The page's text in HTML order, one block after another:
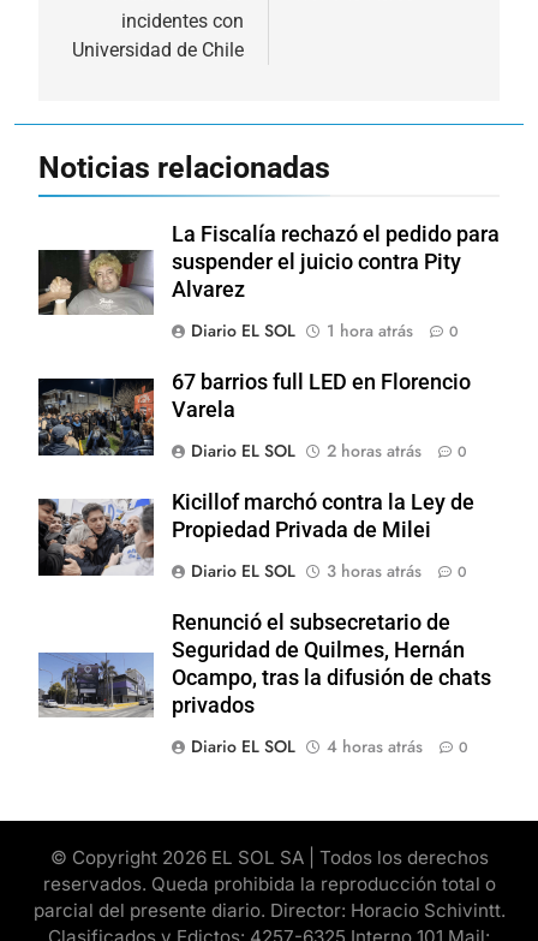
incidentes con
Universidad de Chile
Noticias relacionadas
La Fiscalía rechazó el pedido para
suspender el juicio contra Pity
Alvarez
Diario EL SOL
1 hora atrás 0
67 barrios full LED en Florencio
Varela
Diario EL SOL
2 horas atrás 0
Kicillof marchó contra la Ley de
Propiedad Privada de Milei
Diario EL SOL
3 horas atrás 0
Renunció el subsecretario de
Seguridad de Quilmes, Hernán
Ocampo, tras la difusión de chats
privados
Diario EL SOL
4 horas atrás 0
© Copyright 2026 EL SOL SA | Todos los derechos
reservados. Queda prohibida la reproducción total o
parcial del presente diario. Director: Horacio Schivintt.